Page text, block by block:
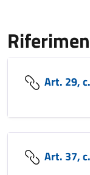
Art. 29,
Art. 37,